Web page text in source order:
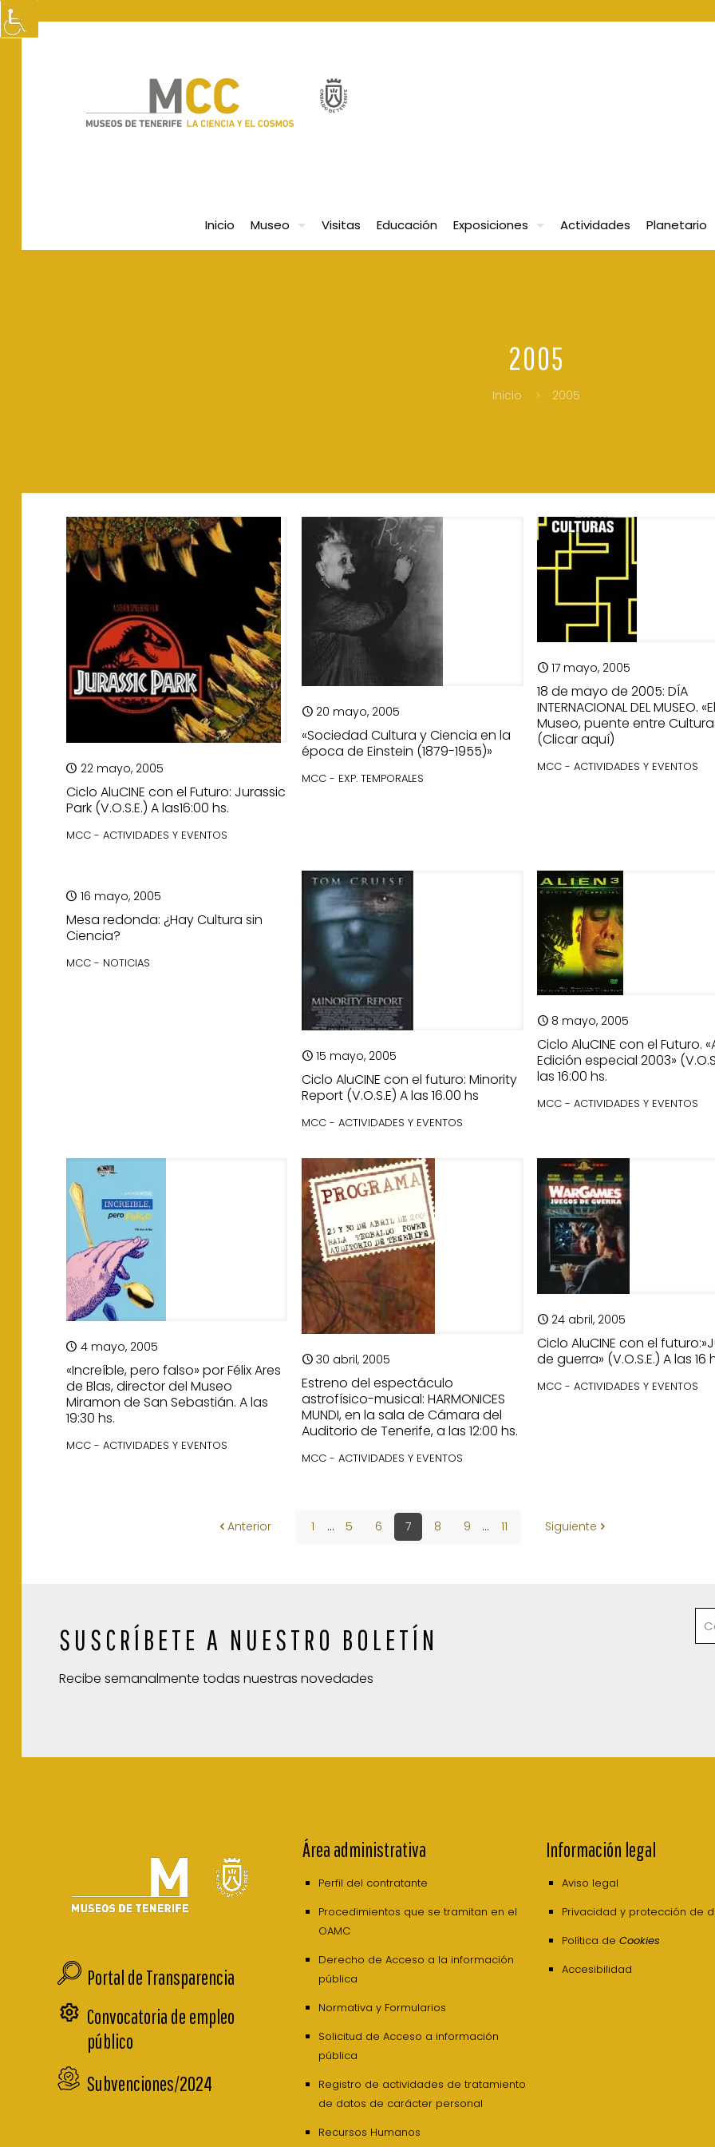
Inicio Museo Visitas Educación Exposiciones Actividades Planetario
2005
Inicio 2005
22 mayo, 2005
Ciclo AluCINE con el Futuro: Jurassic
Park (V.O.S.E.) A las16:00 hs.
MCC - ACTIVIDADES Y EVENTOS
20 mayo, 2005
«Sociedad Cultura y Ciencia en la
época de Einstein (1879-1955)»
MCC - EXP. TEMPORALES
17 mayo, 2005
18 de mayo de 2005: DÍA
INTERNACIONAL DEL MUSEO. «El
Museo, puente entre
(Clicar aquí)
MCC - ACTIVIDADES Y EVENTOS
16 mayo, 2005
Mesa redonda: ¿Hay Cultura sin
Ciencia?
MCC - NOTICIAS
15 mayo, 2005
Ciclo AluCINE con el futuro: Minority
Report (V.O.S.E) A las 16.00 hs
MCC - ACTIVIDADES Y EVENTOS
8 mayo, 2005
Ciclo AluCINE con el Futuro.
Edición especial 2003»
las 16:00 hs.
MCC - ACTIVIDADES Y EVENTOS
4 mayo, 2005
«Increíble, pero falso» por Félix Ares
de Blas, director del Museo
Miramon de San Sebastián. A las
19:30 hs.
MCC - ACTIVIDADES Y EVENTOS
30 abril, 2005
Estreno del espectáculo
astrofísico-musical: HARMONICES
MUNDI, en la sala de Cámara del
Auditorio de Tenerife, a las 12:00 hs.
MCC - ACTIVIDADES Y EVENTOS
24 abril, 2005
Ciclo AluCINE con el
de guerra» (V.O.S.E.) A las 16
MCC - ACTIVIDADES Y EVENTOS
Anterior 1 ... 5 6 7 8 9 ... 11 Siguiente
SUSCRÍBETE A NUESTRO BOLETÍN
Recibe semanalmente todas nuestras novedades
Portal de Transparencia
Convocatoria de empleo
público
Subvenciones/2024
Área administrativa
Perfil del contratante
Procedimientos que se tramitan en el
OAMC
Derecho de Acceso a la información
pública
Normativa y Formularios
Solicitud de Acceso a información
pública
Registro de actividades de tratamiento
de datos de carácter personal
Recursos Humanos
Información legal
Aviso legal
Privacidad y protección de
Política de Cookies
Accesibilidad